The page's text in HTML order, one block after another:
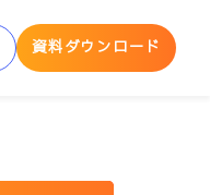
資料ダウンロード